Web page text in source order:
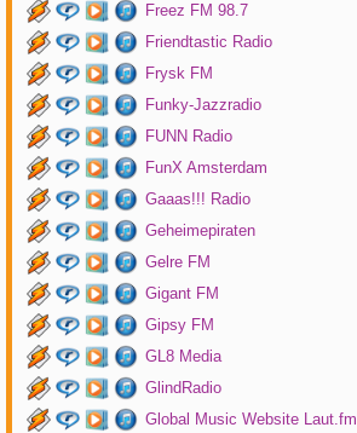
Freez FM 98.7
Friendtastic Radio
Frysk FM
Funky-Jazzradio
FUNN Radio
FunX Amsterdam
Gaaas!!! Radio
Geheimepiraten
Gelre FM
Gigant FM
Gipsy FM
GL8 Media
GlindRadio
Global Music Website Laut.fm